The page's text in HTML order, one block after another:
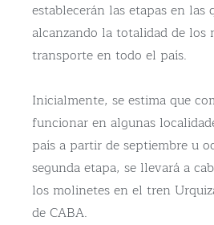
establecerán las etapas en las
alcanzando la totalidad de los
transporte en todo el país.
Inicialmente, se estima que
funcionar en algunas
país a partir de septiembre u
segunda etapa, se llevará a
los molinetes en el tren
de CABA.